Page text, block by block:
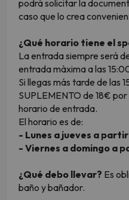
podrá solicitar la
caso que lo crea
¿Qué horario tiene el
La entrada siempre será
entrada màxima a las
Si llegas más tarde de las
SUPLEMENTO de 18€
horario de entrada.
El horario es de:
- Lunes a jueves a
- Viernes a domingo a
¿Qué debo llevar? Es
baño y bañador.